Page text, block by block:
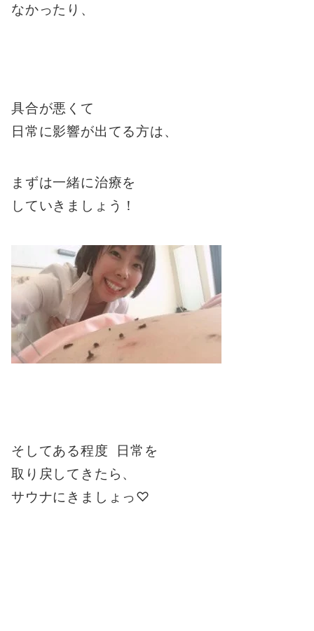
なかったり、
具合が悪くて
日常に影響が出てる方は、
まずは一緒に治療を
していきましょう！
そしてある程度 日常を
取り戻してきたら、
サウナにきましょっ♡